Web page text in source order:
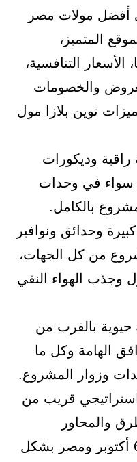
أفضل مولات مصر
المتميز،
التنافسية،
والخصومات
توين بلازا مول
وديكورات
سواء في وحدات
بالكامل.
وحدائق ونوافير
من كل الجهات،
وجذب الهواء النقي
بالقرب من
الهامة وكل ما
وزوار المشروع.
قريب من
والمحاور
الرئيسية الشهيرة في 6 أكتوبر ومصر بشكل